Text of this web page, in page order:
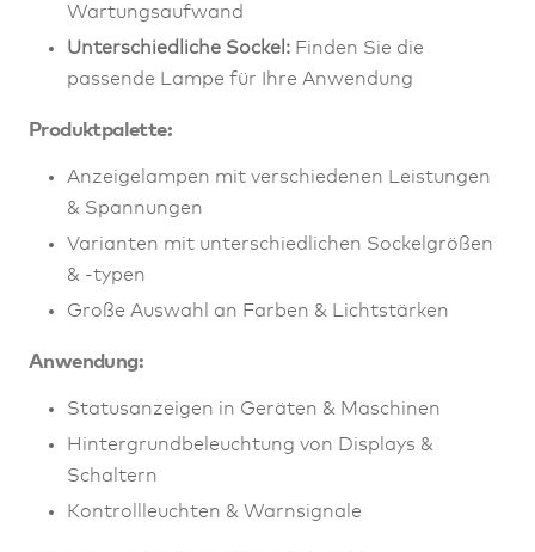
Wartungsaufwand
Unterschiedliche Sockel: Finden Sie die
passende Lampe für Ihre Anwendung
Produktpalette:
Anzeigelampen mit verschiedenen Leistungen
& Spannungen
Varianten mit unterschiedlichen Sockelgrößen
& -typen
Große Auswahl an Farben & Lichtstärken
Anwendung:
Statusanzeigen in Geräten & Maschinen
Hintergrundbeleuchtung von Displays &
Schaltern
Kontrollleuchten & Warnsignale